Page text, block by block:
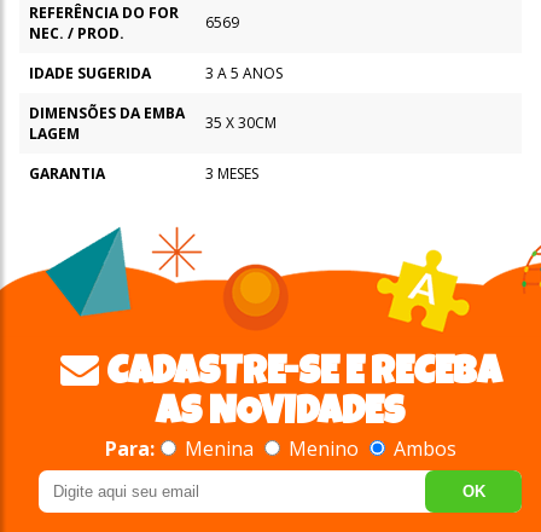
REFERÊNCIA DO FOR
NEC. / PROD.
6569
IDADE SUGERIDA
3 A 5 ANOS
DIMENSÕES DA EMBA
LAGEM
35 X 30CM
GARANTIA 3 MESES
CADASTRE-SE E RECEBA
AS NOVIDADES
Para: Menina Menino Ambos
OK